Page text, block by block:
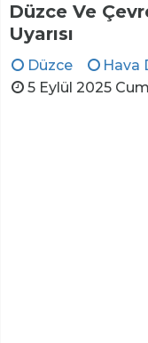
Düzce Ve
Uyarısı
Düzce
Hava
5 Eylül 2025